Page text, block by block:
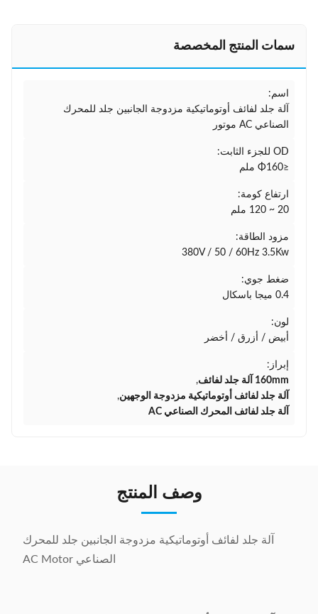
سمات المنتج المخصصة
اسم:
آلة جلد لفائف أوتوماتيكية مزدوجة الجانبين جلد للمحرك
الصناعي AC موتور
OD للجزء الثابت:
≤Φ160 ملم
ارتفاع كومة:
20 ~ 120 ملم
مزود الطاقة:
380V / 50 / 60Hz 3.5Kw
ضغط جوي:
0.4 ميجا باسكال
لون:
أبيض / أزرق / أخضر
إبراز:
160mm آلة جلد لفائف
,
آلة جلد لفائف أوتوماتيكية مزدوجة الوجهين,
آلة جلد لفائف المحرك الصناعي AC
وصف المنتج
آلة جلد لفائف أوتوماتيكية مزدوجة الجانبين جلد للمحرك
الصناعي AC Motor